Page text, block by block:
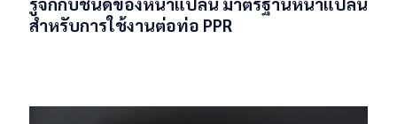
สำหรับการใช้งานต่อท่อ PPR